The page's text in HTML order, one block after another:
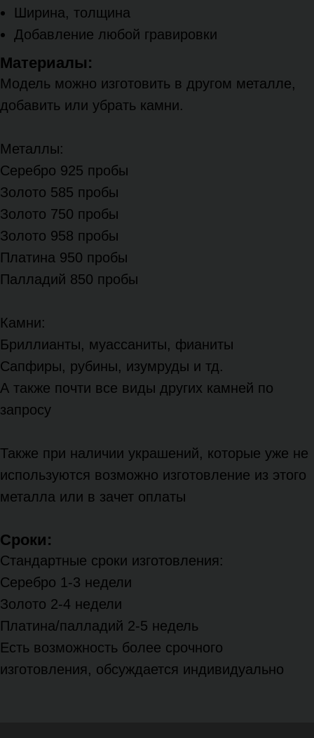
Ширина, толщина
Добавление любой гравировки
Материалы:
Модель можно изготовить в другом металле,
добавить или убрать камни.
Металлы:
Серебро 925 пробы
Золото 585 пробы
Золото 750 пробы
Золото 958 пробы
Платина 950 пробы
Палладий 850 пробы
Камни:
Бриллианты, муассаниты, фианиты
Сапфиры, рубины, изумруды и тд.
А также почти все виды других камней по
запросу
Также при наличии украшений, которые уже не
используются возможно изготовление из этого
металла или в зачет оплаты
Сроки:
Стандартные сроки изготовления:
Серебро 1-3 недели
Золото 2-4 недели
Платина/палладий 2-5 недель
Есть возможность более срочного
изготовления, обсуждается индивидуально